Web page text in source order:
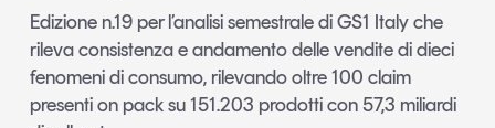
Edizione n.19 per l’analisi semestrale di GS1 Italy che
rileva consistenza e andamento delle vendite di dieci
fenomeni di consumo, rilevando oltre 100 claim
presenti on pack su 151.203 prodotti con 57,3 miliardi